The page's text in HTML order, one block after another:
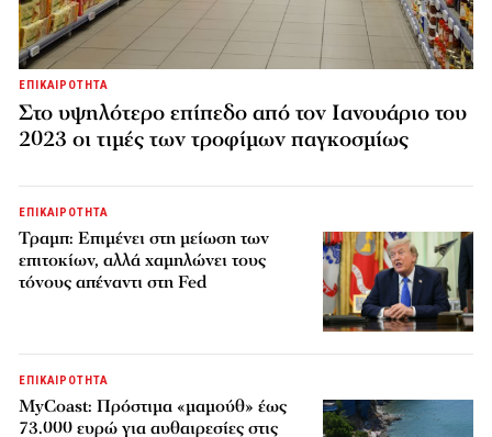
ΕΠΙΚΑΙΡΟΤΗΤΑ
Στο υψηλότερο επίπεδο από τον Ιανουάριο του
2023 οι τιμές των τροφίμων παγκοσμίως
ΕΠΙΚΑΙΡΟΤΗΤΑ
Τραμπ: Επιμένει στη μείωση των
επιτοκίων, αλλά χαμηλώνει τους
τόνους απέναντι στη Fed
ΕΠΙΚΑΙΡΟΤΗΤΑ
MyCoast: Πρόστιμα «μαμούθ» έως
73.000 ευρώ για αυθαιρεσίες στις